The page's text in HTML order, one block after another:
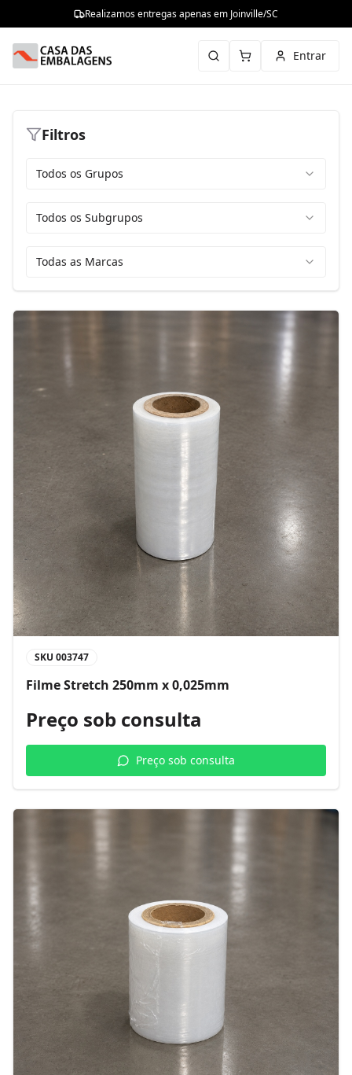
Realizamos entregas apenas em Joinville/SC
Entrar
Filtros
Todos os Grupos
Todos os Subgrupos
Todas as Marcas
SKU 003747
Filme Stretch 250mm x 0,025mm
Preço sob consulta
Preço sob consulta